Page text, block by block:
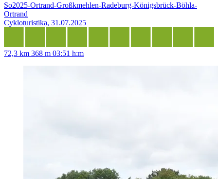
So2025-Ortrand-Großkmehlen-Radeburg-Königsbrück-Böhla-
Ortrand
Cykloturistika, 31.07.2025
72,3 km 368 m 03:51 h:m